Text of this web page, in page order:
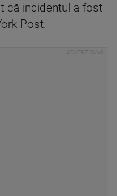
că incidentul a fost
Post.